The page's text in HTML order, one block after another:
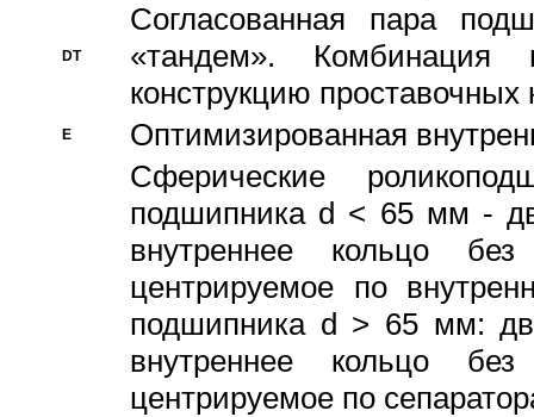
DT
Согласованная пара
«тандем».
конструкцию проставочных
E
Оптимизированная
Сферические
подшипника d < 65 мм -
внутреннее кольцо
центрируемое по
подшипника d > 65 мм:
внутреннее кольцо
центрируемое по